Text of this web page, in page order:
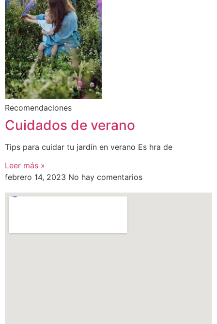
Recomendaciones
Cuidados de verano
Tips para cuidar tu jardín en verano Es hra de
Leer más »
febrero 14, 2023 No hay comentarios